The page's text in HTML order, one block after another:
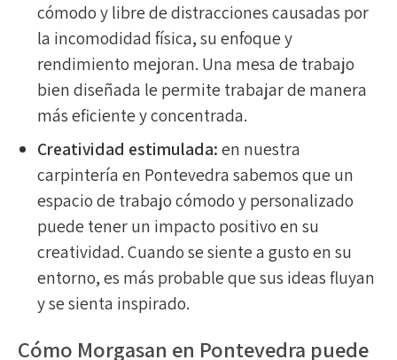
cómodo y libre de distracciones causadas por
la incomodidad física, su enfoque y
rendimiento mejoran. Una mesa de trabajo
bien diseñada le permite trabajar de manera
más eficiente y concentrada.
Creatividad estimulada:en nuestra
carpintería en Pontevedra sabemos que un
espacio de trabajo cómodo y personalizado
puede tener un impacto positivo en su
creatividad. Cuando se siente a gusto en su
entorno, es más probable que sus ideas fluyan
y se sienta inspirado.
Cómo Morgasan en Pontevedra puede